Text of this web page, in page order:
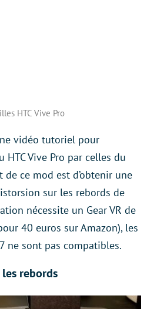
HTC Vive Pro
vidéo tutoriel pour
Vive Pro par celles du
de ce mod est d’obtenir une
sur les rebords de
nécessite un Gear VR de
40 euros sur Amazon), les
ne sont pas compatibles.
rebords